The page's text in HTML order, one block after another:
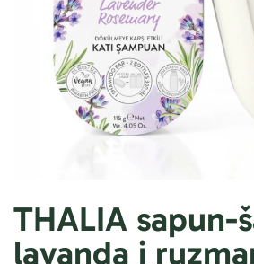
THALIA sapun-
lavanda i